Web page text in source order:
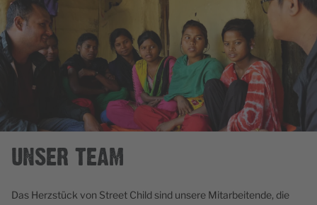
UNSER TEAM
Das Herzstück von Street Child sind unsere Mitarbeitende, die